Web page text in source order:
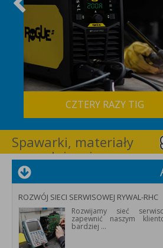
CZTERY RAZY TIG
Spawarki, materiały
spawalnicze i
wyposażenie dla
spawalnictwa –
RYWAL-RHC
ROZWÓJ SIECI SERWISOWEJ RYWAL-RHC
Rozwijamy sieć
zapewnić naszym
bardziej ...